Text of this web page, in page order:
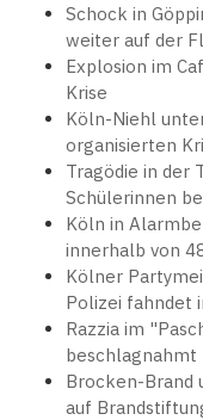
Schock in
weiter auf der
Explosion im
Krise
Köln-Niehl
organisierten
Tragödie in der
Schülerinnen
Köln in
innerhalb von
Kölner
Polizei fahndet
Razzia im
Brocken-Brand
auf